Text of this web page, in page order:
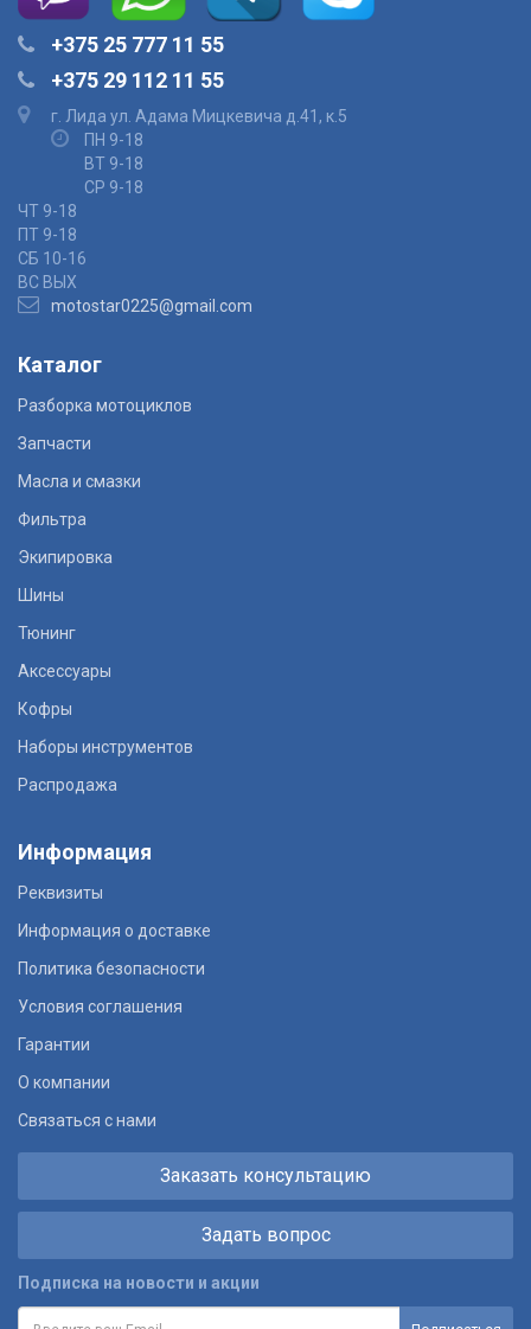
+375 25 777 11 55
+375 29 112 11 55
г. Лида ул. Адама Мицкевича д.41, к.5
ПН 9-18
ВТ 9-18
СР 9-18
ЧТ 9-18
ПТ 9-18
СБ 10-16
ВС ВЫХ
motostar0225@gmail.com
Каталог
Разборка мотоциклов
Запчасти
Масла и смазки
Фильтра
Экипировка
Шины
Тюнинг
Аксессуары
Кофры
Наборы инструментов
Распродажа
Информация
Реквизиты
Информация о доставке
Политика безопасности
Условия соглашения
Гарантии
О компании
Связаться с нами
Заказать консультацию
Задать вопрос
Подписка на новости и акции